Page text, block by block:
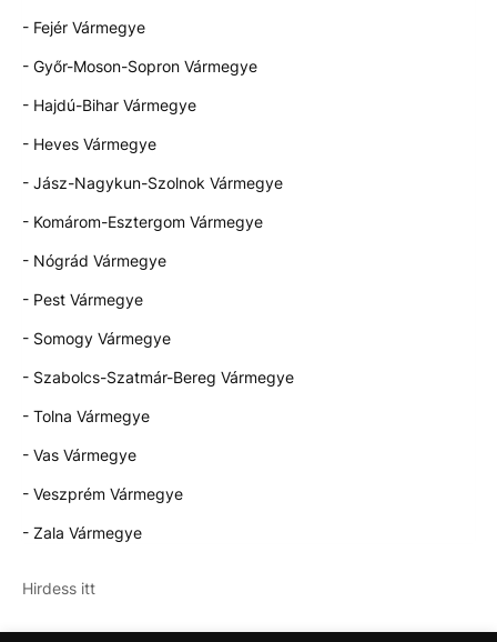
- Fejér Vármegye
- Győr-Moson-Sopron Vármegye
- Hajdú-Bihar Vármegye
- Heves Vármegye
- Jász-Nagykun-Szolnok Vármegye
- Komárom-Esztergom Vármegye
- Nógrád Vármegye
- Pest Vármegye
- Somogy Vármegye
- Szabolcs-Szatmár-Bereg Vármegye
- Tolna Vármegye
- Vas Vármegye
- Veszprém Vármegye
- Zala Vármegye
Hirdess itt